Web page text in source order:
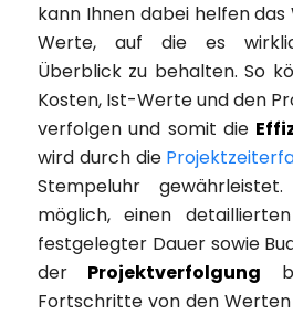
kann Ihnen dabei helfen
Werte, auf die es
Überblick zu behalten. So
Kosten, Ist-Werte und den
verfolgen und somit die
wird durch die
Stempeluhr
möglich, einen detaillierten
festgelegter Dauer sowie
der Projektverfolgung
Fortschritte von den